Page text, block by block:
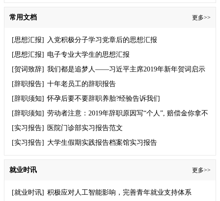
常用文档 更多>>
[思想汇报]
入党积极分子学习党章后的思想汇报
[思想汇报] 电子专业大学生的思想汇报
[贺词致辞] 我们都是追梦人——习近平主席2019年新年贺词启示
录
[辞职报告] 十年老员工的辞职报告
[辞职须知] 怀孕后要不要辞职养胎?经验告诉我们
[辞职须知] 劳动者注意：2019年辞职原因写“个人”, 赔偿金你拿不
到！
[实习报告]
医院门诊部实习报告范文
[实习报告] 大学生假期实践报告档案馆实习报告
就业时讯 更多>>
[就业时讯] 积极应对人工智能影响，完善青年就业支持体系